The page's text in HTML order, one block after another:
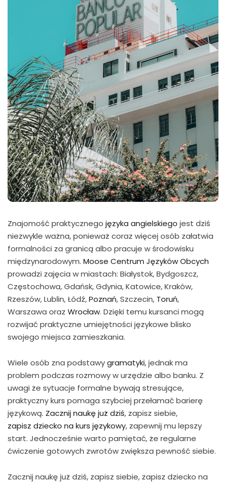
Znajomość praktycznego języka angielskiego jest dziś
niezwykle ważna, ponieważ coraz więcej osób załatwia
formalności za granicą albo pracuje w środowisku
międzynarodowym. Moose Centrum Języków Obcych
prowadzi zajęcia w miastach: Białystok, Bydgoszcz,
Częstochowa, Gdańsk, Gdynia, Katowice, Kraków,
Rzeszów, Lublin, Łódź,Poznań, Szczecin, Toruń,
Warszawa oraz Wrocław. Dzięki temu kursanci mogą
rozwijać praktyczne umiejętności językowe blisko
swojego miejsca zamieszkania.
Wiele osób zna podstawygramatyki, jednak ma
problem podczas rozmowy w urzędzie albo banku. Z
uwagi że sytuacje formalne bywają stresujące,
praktyczny kurs pomaga szybciej przełamać barierę
językową. Zacznij naukę już dziś, zapisz siebie,
zapisz dziecko na kurs językowy, zapewnij mu lepszy
start. Jednocześnie warto pamiętać, że regularne
ćwiczenie gotowych zwrotów zwiększa pewność siebie.
Zacznij naukę już dziś, zapisz siebie, zapisz dziecko na